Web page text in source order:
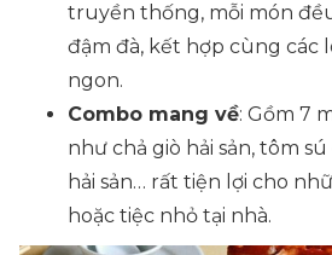
truyền thống, mỗi món
đậm đà, kết hợp cùng các
ngon.
Combo mang về: Gồm 7
như chả giò hải sản, tôm
hải sản… rất tiện lợi cho
hoặc tiệc nhỏ tại nhà.